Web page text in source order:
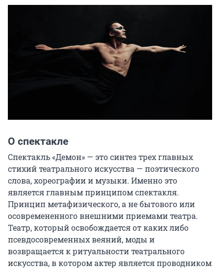
О спектакле
Спектакль «Демон» — это синтез трех главных
стихий театрального искусства — поэтического
слова, хореографии и музыки. Именно это
является главным принципом спектакля.
Принцип метафизического, а не бытового или
осовремененного внешними приемами театра.
Театр, который освобождается от каких либо
псевдосовременных веяний, моды и
возвращается к ритуальности театрального
искусства, в котором актер является проводником